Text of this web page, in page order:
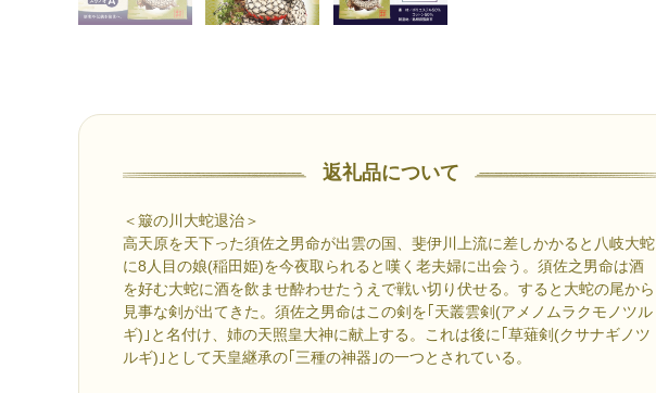
返礼品について
＜簸の川大蛇退治＞
高天原を天下った須佐之男命が出雲の国、斐伊川上流に差しかかると八岐大蛇
に8人目の娘(稲田姫)を今夜取られると嘆く老夫婦に出会う。須佐之男命は酒
を好む大蛇に酒を飲ませ酔わせたうえで戦い切り伏せる。すると大蛇の尾から
見事な剣が出てきた。須佐之男命はこの剣を｢天叢雲剣(アメノムラクモノツル
ギ)｣と名付け、姉の天照皇大神に献上する。これは後に｢草薙剣(クサナギノツ
ルギ)｣として天皇継承の｢三種の神器｣の一つとされている。